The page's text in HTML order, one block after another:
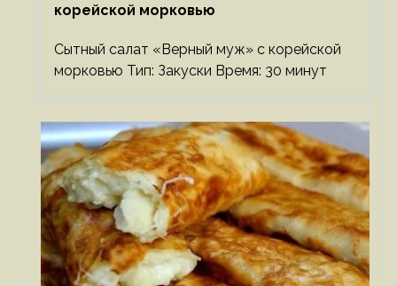
корейской морковью
Сытный салат «Верный муж» с корейской
морковью Тип: Закуски Время: 30 минут